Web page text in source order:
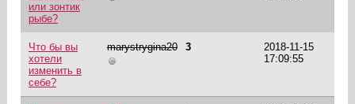
или зонтик
рыбе?
Что бы вы
хотели
изменить в
себе?
marystrygina20 3
2018-11-15
17:09:55